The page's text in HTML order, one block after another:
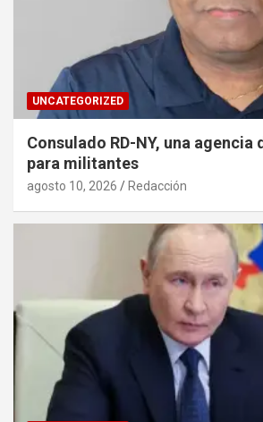
UNCATEGORIZED
Consulado RD-NY, una agencia
para militantes
agosto 10, 2026 Redacción